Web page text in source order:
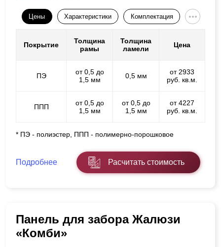
Цены Характеристики Комплектация
Покрытие
Толщина
рамы
Толщина
ламели
Цена
ПЭ
от 0,5 до
1,5 мм
0,5 мм
от 2933
руб. кв.м.
ППП
от 0,5 до
1,5 мм
от 0,5 до
1,5 мм
от 4227
руб. кв.м.
* ПЭ - полиэстер, ППП - полимерно-порошковое
Подробнее Расчитать стоимость
Панель для забора Жалюзи
«Комби»